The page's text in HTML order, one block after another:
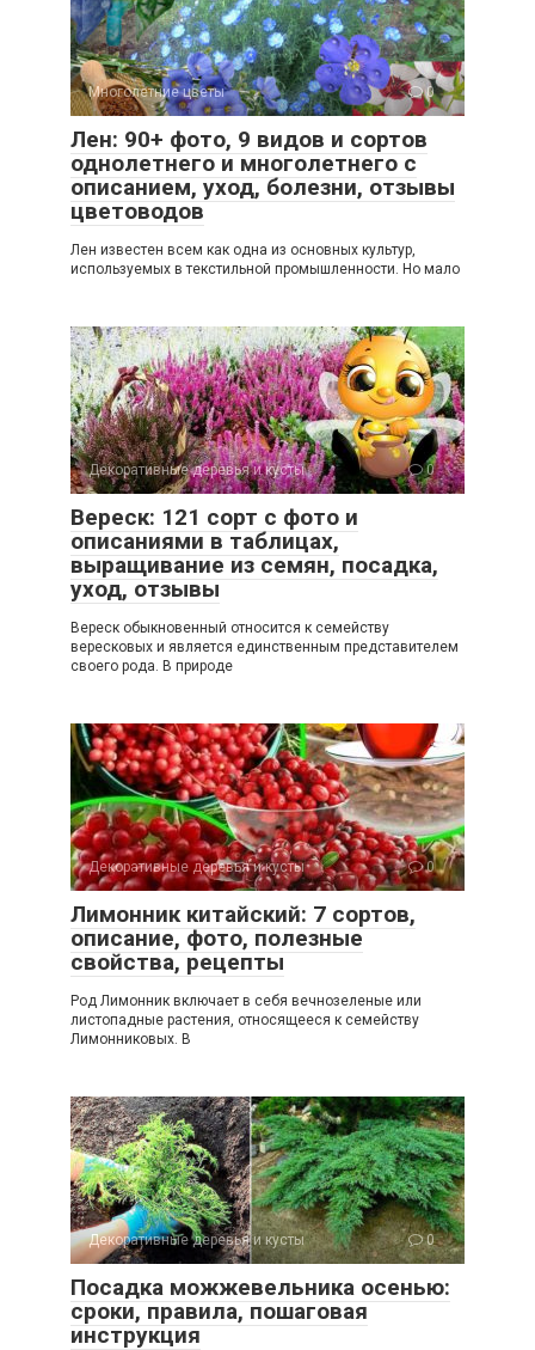
Многолетние цветы 0
Лен: 90+ фото, 9 видов и сортов
однолетнего и многолетнего с
описанием, уход, болезни, отзывы
цветоводов
Лен известен всем как одна из основных культур,
используемых в текстильной промышленности. Но мало
Декоративные деревья и кусты 0
Вереск: 121 сорт с фото и
описаниями в таблицах,
выращивание из семян, посадка,
уход, отзывы
Вереск обыкновенный относится к семейству
вересковых и является единственным представителем
своего рода. В природе
Декоративные деревья и кусты 0
Лимонник китайский: 7 сортов,
описание, фото, полезные
свойства, рецепты
Род Лимонник включает в себя вечнозеленые или
листопадные растения, относящееся к семейству
Лимонниковых. В
Декоративные деревья и кусты 0
Посадка можжевельника осенью:
сроки, правила, пошаговая
инструкция